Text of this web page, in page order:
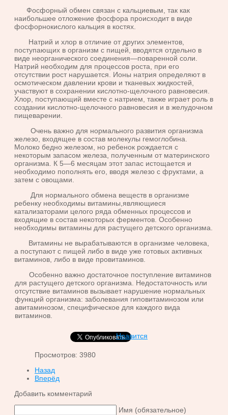
Фосфорный обмен связан с кальциевым, так как
наибольшее отло­жение фосфора происходит в виде
фосфорнокислого кальция в костях.
Натрий и хлор в отличие от других элементов,
поступающих в организм с пищей, вводятся отдельно в
виде неорганического соедине­ния—поваренной соли.
Натрий необходим для процессов роста, при его
отсутствии рост нарушается. Ионы натрия определяют в
осмотическом давлении крови и тканевых жидкостей,
участвуют в сохранении кислот­но-щелочного равновесия.
Хлор, поступающий вместе с натрием, также играет роль в
создании кислотно-щелочного равновесия и в желудоч­ном
пищеварении.
Очень важно для нормального развития организма
железо, входя­щее в состав молекулы гемоглобина.
Молоко бедно железом, но ребенок рождается с
некоторым запасом железа, полученным от материнского
организма. К 5—6 месяцам этот запас истощается и
необходимо пополнять его, вводя железо с фруктами, а
затем с овощами.
Для нормального обмена веществ в организме
ребенку необходимы витамины,являющиеся
катализаторами целого ряда обменных про­цессов и
входящие в состав некоторых ферментов. Особенно
необходи­мы витамины для растущего детского организма.
Витамины не вырабатываются в организме человека,
а поступают с пищей либо в виде уже готовых активных
витаминов, либо в виде провитаминов.
Особенно важно достаточное поступление витаминов
для растущего детского организма. Недостаточность или
отсутствие витаминов вызыва­ет нарушение нормальных
функций организма: заболевания гиповита­минозом или
авитаминозом, специфическое для каждого вида
витаминов.
Нравится
Просмотров: 3980
Назад
Вперёд
Добавить комментарий
Имя (обязательное)